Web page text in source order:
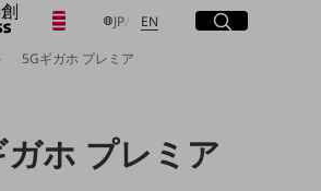
ガホ プレミア
Futures
を目指し、
ートナー企業)
JP日本語
ENEnglishサイト内検索
開く
メニュー
開く
5Gギガホ プレミア